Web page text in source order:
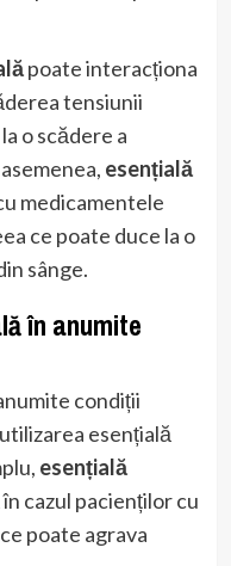
poate interacționa
tensiunii
o scădere a
esențială
medicamentele
ce poate duce la o
sânge.
în anumite
condiții
esențială
esențială
cazul pacienților cu
poate agrava